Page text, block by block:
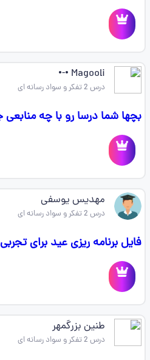
Magooli •-•
درس 2 تفکر و سواد رسانه ای
بچها شما درسا رو با چه
مهدیس یوسفی
درس 2 تفکر و سواد رسانه ای
فایل برنامه ریزی عید برای
طنین بزرگمهر
درس 2 تفکر و سواد رسانه ای